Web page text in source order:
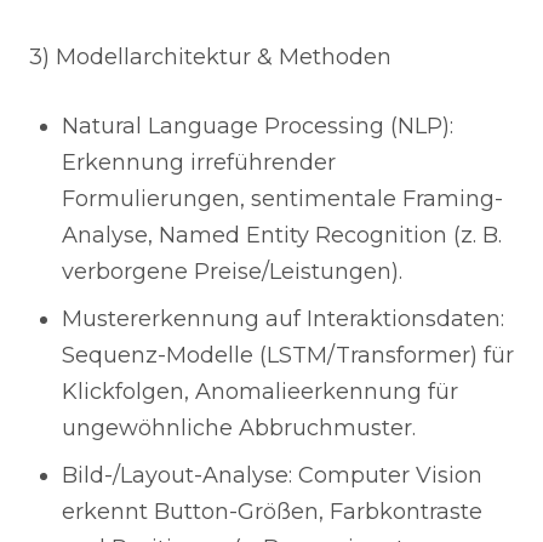
3) Modellarchitektur & Methoden
Natural Language Processing (NLP):
Erkennung irreführender
Formulierungen, sentimentale Framing-
Analyse, Named Entity Recognition (z. B.
verborgene Preise/Leistungen).
Mustererkennung auf Interaktionsdaten:
Sequenz-Modelle (LSTM/Transformer) für
Klickfolgen, Anomalieerkennung für
ungewöhnliche Abbruchmuster.
Bild-/Layout-Analyse: Computer Vision
erkennt Button-Größen, Farbkontraste